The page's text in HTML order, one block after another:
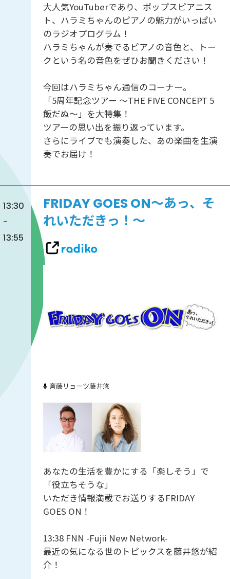
大人気YouTuberであり、ポップスピアニス
ト、ハラミちゃんのピアノの魅力がいっぱい
のラジオプログラム！
ハラミちゃんが奏でるピアノの音色と、トー
クという名の音色をぜひお聞きください！
今回はハラミちゃん通信のコーナー。
「5周年記念ツアー ～THE FIVE CONCEPT 5
飯だぬ～」を大特集！
ツアーの思い出を振り返っています。
さらにライブでも演奏した、あの楽曲を生演
奏でお届け！
13:30
-
13:55
FRIDAY GOES ON～あっ、そ
れいただきっ！～
斉藤リョーツ藤井悠
あなたの生活を豊かにする「楽しそう」で
「役立ちそうな」
いただき情報満載でお送りするFRIDAY
GOES ON！
13:38 FNN -Fujii New Network-
最近の気になる世のトピックスを藤井悠が紹
介！